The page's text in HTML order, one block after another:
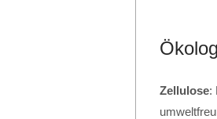
Zellulose: